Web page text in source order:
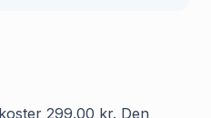
299.00 kr. Den